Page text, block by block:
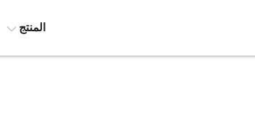
المنتج